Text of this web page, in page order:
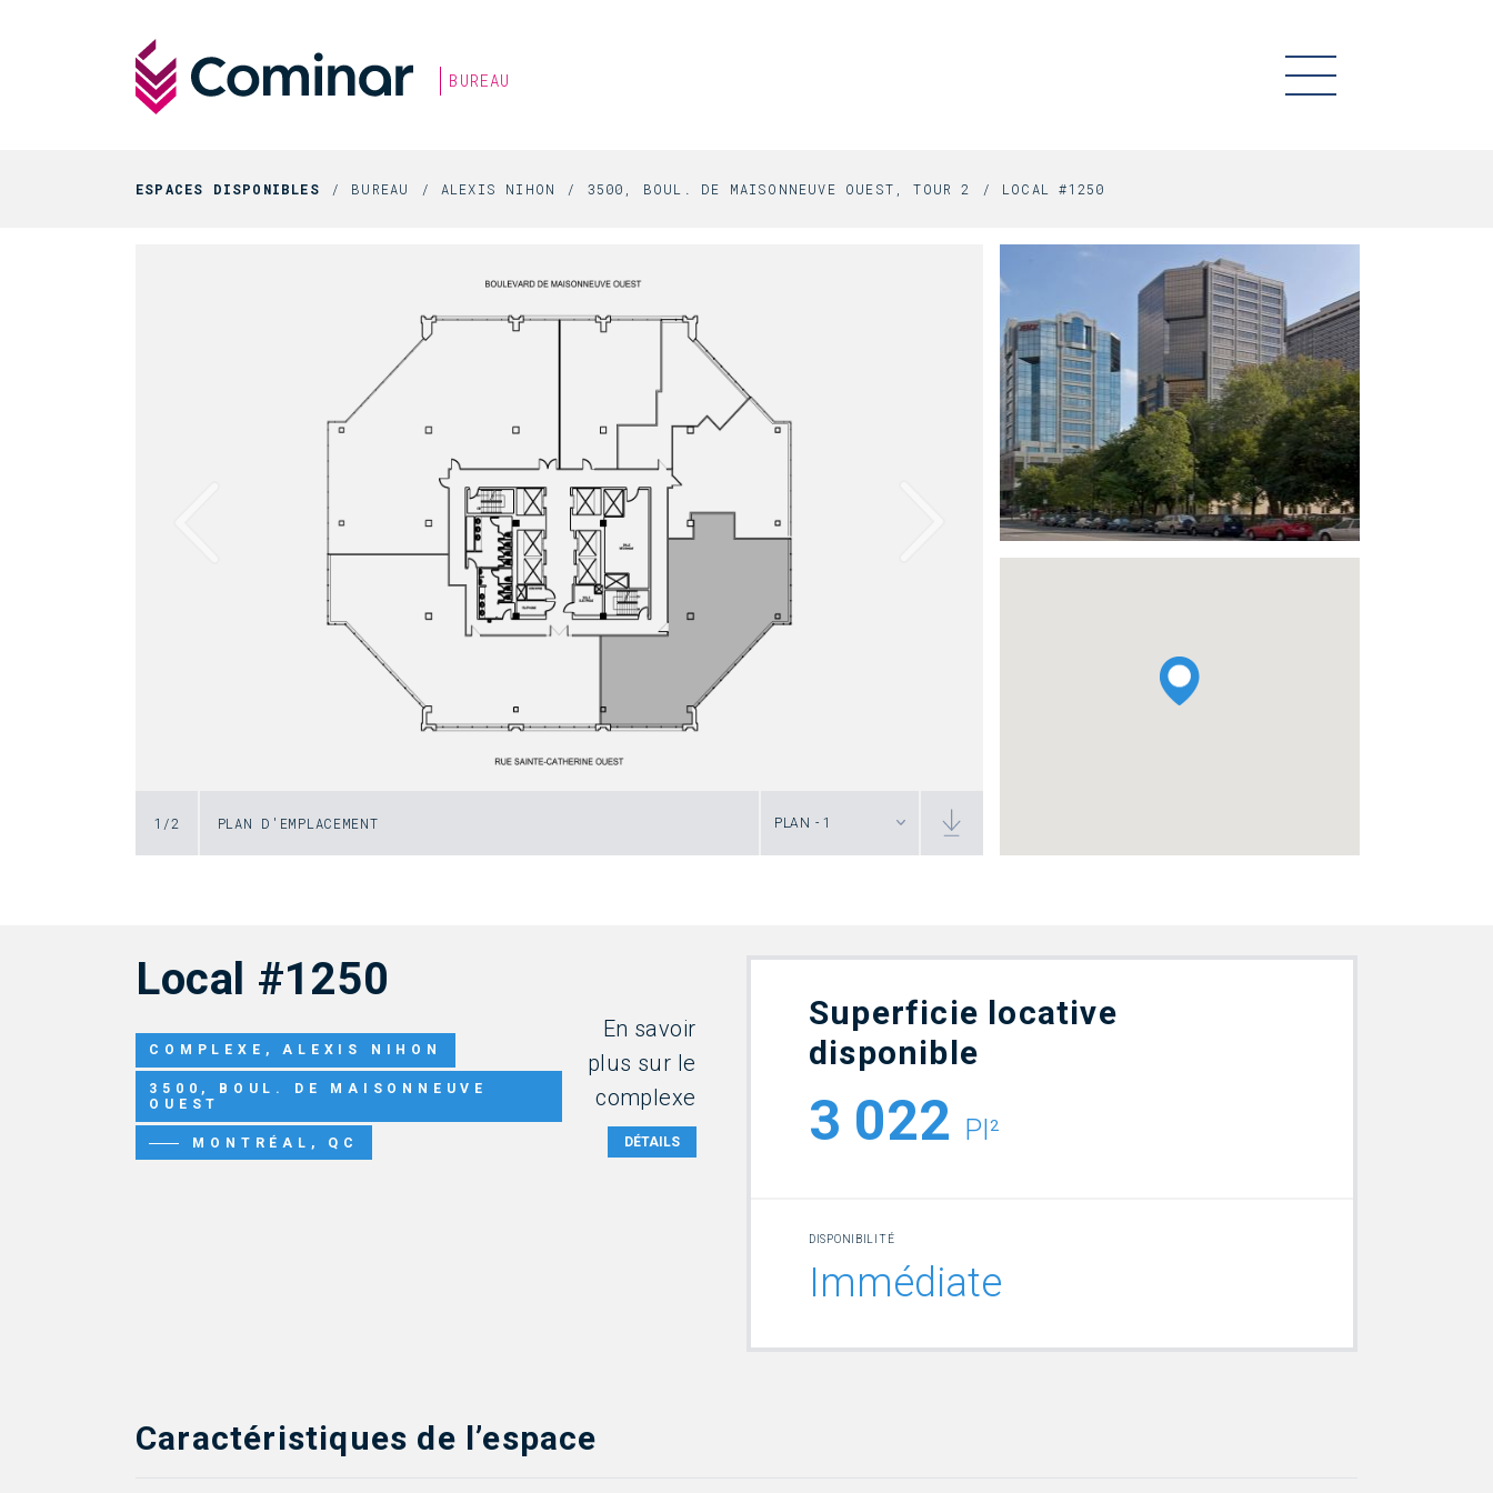
BUREAU
ESPACES DISPONIBLES BUREAU ALEXIS NIHON 3500, BOUL. DE MAISONNEUVE OUEST, TOUR 2 LOCAL #1250
1 /2 PLAN D'EMPLACEMENT PLAN - 1
Local #1250
COMPLEXE, ALEXIS NIHON
3500, BOUL. DE MAISONNEUVE
OUEST
MONTRÉAL, QC
En savoir
plus sur le
complexe
DÉTAILS
Superficie locative
disponible
3 022 PI²
DISPONIBILITÉ
Immédiate
Caractéristiques de l’espace